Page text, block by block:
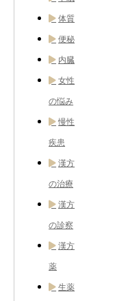
体質
便秘
内臓
女性
の悩み
慢性
疾患
漢方
の治療
漢方
の診察
漢方
薬
生薬